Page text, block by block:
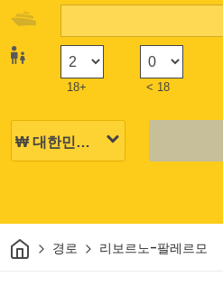
18+ < 18
집 경로 리보르노-팔레르모